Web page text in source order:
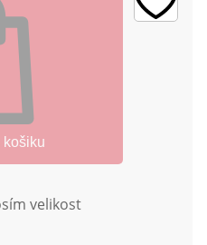
košiku
velikost